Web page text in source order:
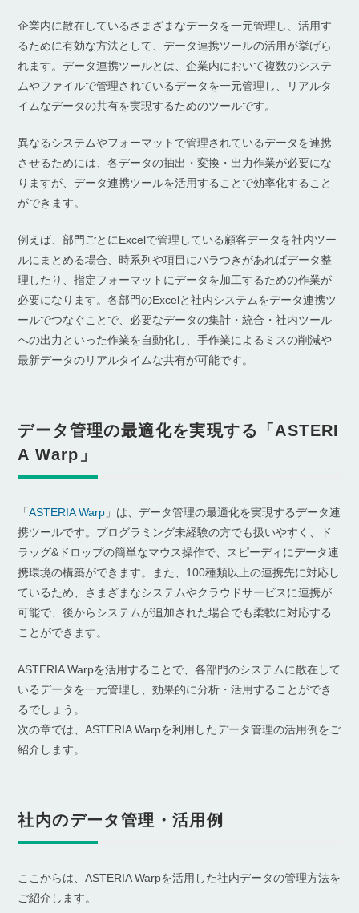
企業内に散在しているさまざまなデータを一元管理し、活用す
るために有効な方法として、データ連携ツールの活用が挙げら
れます。データ連携ツールとは、企業内において複数のシステ
ムやファイルで管理されているデータを一元管理し、リアルタ
イムなデータの共有を実現するためのツールです。
異なるシステムやフォーマットで管理されているデータを連携
させるためには、各データの抽出・変換・出力作業が必要にな
りますが、データ連携ツールを活用することで効率化すること
ができます。
例えば、部門ごとにExcelで管理している顧客データを社内ツー
ルにまとめる場合、時系列や項目にバラつきがあればデータ整
理したり、指定フォーマットにデータを加工するための作業が
必要になります。各部門のExcelと社内システムをデータ連携ツ
ールでつなぐことで、必要なデータの集計・統合・社内ツール
への出力といった作業を自動化し、手作業によるミスの削減や
最新データのリアルタイムな共有が可能です。
データ管理の最適化を実現する「ASTERI
A Warp」
「ASTERIA Warp 」は、データ管理の最適化を実現するデータ連
携ツールです。プログラミング未経験の方でも扱いやすく、ド
ラッグ&ドロップの簡単なマウス操作で、スピーディにデータ連
携環境の構築ができます。また、100種類以上の連携先に対応し
ているため、さまざまなシステムやクラウドサービスに連携が
可能で、後からシステムが追加された場合でも柔軟に対応する
ことができます。
ASTERIA Warpを活用することで、各部門のシステムに散在して
いるデータを一元管理し、効果的に分析・活用することができ
るでしょう。
次の章では、ASTERIA Warpを利用したデータ管理の活用例をご
紹介します。
社内のデータ管理・活用例
ここからは、ASTERIA Warpを活用した社内データの管理方法を
ご紹介します。